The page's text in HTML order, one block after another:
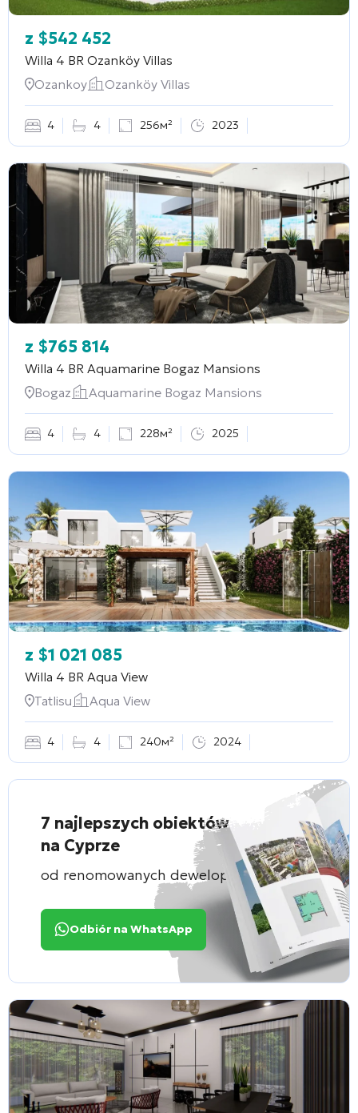
z $542 452
Willa 4 BR Ozanköy Villas
Ozankoy
Ozanköy Villas
4 4 256м² 2023
z $765 814
Willa 4 BR Aquamarine Bogaz Mansions
Bogaz
Aquamarine Bogaz Mansions
4 4 228м² 2025
z $1 021 085
Willa 4 BR Aqua View
Tatlisu
Aqua View
4 4 240м² 2024
7 najlepszych obiektów
na Cyprze
od renomowanych deweloperów
Odbiór na WhatsApp